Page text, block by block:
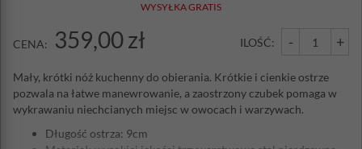
WYSYŁKA GRATIS
CENA: 359,00 zł ILOŚĆ: - +
Mały, krótki nóż kuchenny do obierania. Krótkie i cienkie ostrze
pozwala na łatwe manewrowanie, a zaostrzony czubek pomaga w
wykrawaniu niechcianych miejsc w owocach i warzywach.
Długość ostrza: 9cm